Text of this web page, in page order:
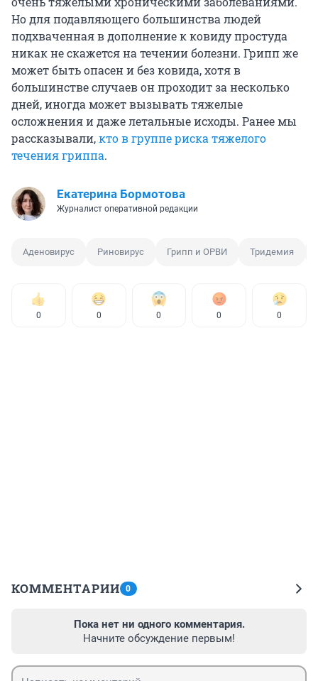
Но для подавляющего большинства людей
подхваченная в дополнение к ковиду простуда
никак не скажется на течении болезни. Грипп же
может быть опасен и без ковида, хотя в
большинстве случаев он проходит за несколько
дней, иногда может вызывать тяжелые
осложнения и даже летальные исходы. Ранее мы
рассказывали,кто в группе риска тяжелого
течения гриппа.
Екатерина Бормотова
Журналист оперативной редакции
Аденовирус Риновирус Грипп и ОРВИ Тридемия
0 0 0 0 0
КОММЕНТАРИИ 0
Пока нет ни одного комментария.
Начните обсуждение первым!